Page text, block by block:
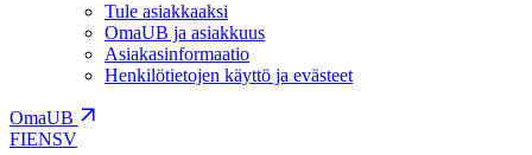
Tule asiakkaaksi
OmaUB ja asiakkuus
Asiakasinformaatio
Henkilötietojen käyttö ja evästeet
OmaUB
FIENSV